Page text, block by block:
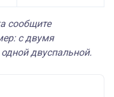
сообщите
с двумя
двуспальной.